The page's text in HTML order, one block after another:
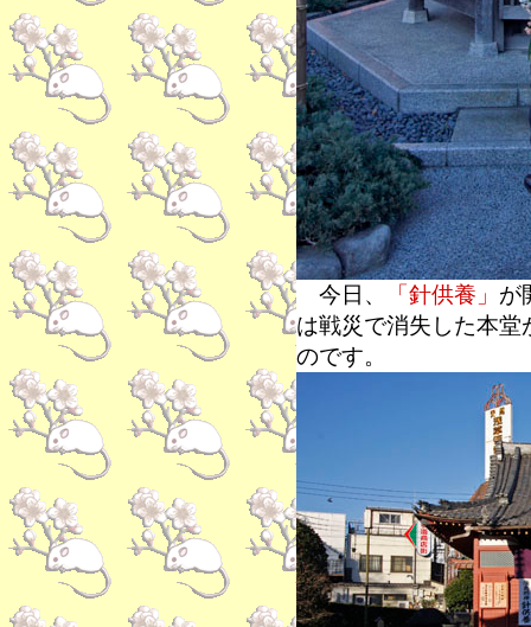
今日、 「針供養」 が
は戦災で消失した本堂
のです。